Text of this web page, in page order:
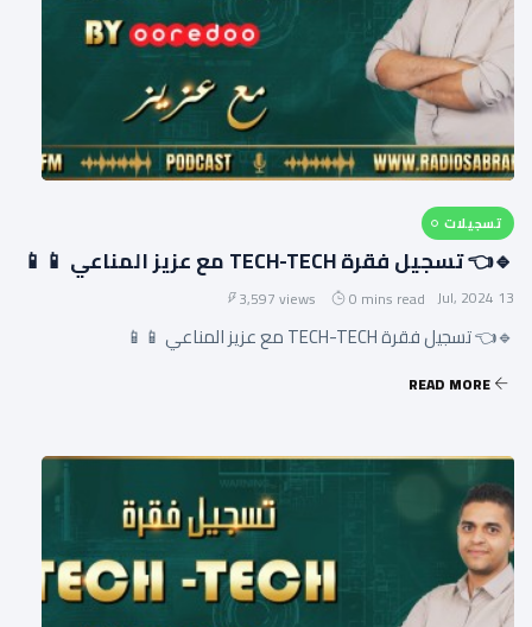
تسجيلات
🔹👈 تسجيل فقرة TECH-TECH مع عزيز المناعي 📱📱
13 Jul, 2024
0 mins read
3,597 views
🔹👈 تسجيل فقرة TECH-TECH مع عزيز المناعي 📱📱
READ MORE